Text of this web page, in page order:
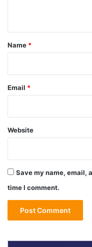
*
Name *
Email *
Website
Save my name, email,
time I comment.